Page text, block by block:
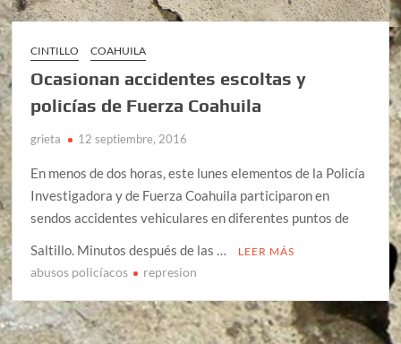
CINTILLO COAHUILA
Ocasionan accidentes escoltas y
policías de Fuerza Coahuila
grieta 12 septiembre, 2016
En menos de dos horas, este lunes elementos de la Policía
Investigadora y de Fuerza Coahuila participaron en
sendos accidentes vehiculares en diferentes puntos de
Saltillo. Minutos después de las …
LEER MÁS
abusos policíacos represion